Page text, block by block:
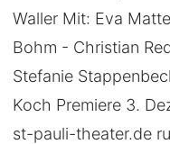
Waller Mit: Eva
Bohm - Christian
Stefanie
Koch Premiere 3.
st-pauli-theater.de